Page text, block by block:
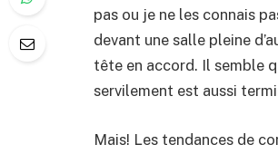
pas ou je ne les connais
devant une salle pleine
tête en accord. Il semble
servilement est aussi
Mais! Les tendances de